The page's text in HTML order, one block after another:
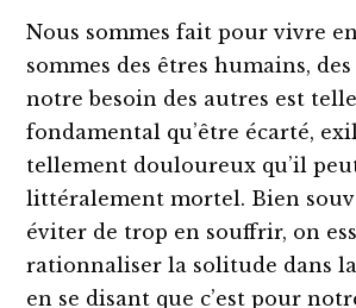
Nous sommes fait pour vivre
sommes des êtres humains,
notre besoin des autres est
fondamental qu’être écarté,
tellement douloureux qu’il
littéralement mortel. Bien
éviter de trop en souffrir, on
rationnaliser la solitude dans
en se disant que c’est pour